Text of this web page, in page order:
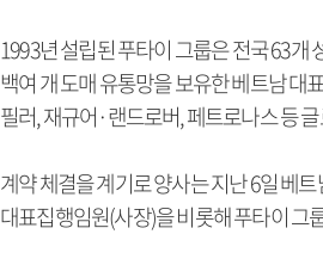
1993년 설립된 푸타이 그룹은 전국 63개
백여 개 도매 유통망을 보유한 베트남 대
필러, 재규어·랜드로버, 페트로나스 등
계약 체결을 계기로 양사는 지난 6일 베
대표집행임원(사장)을 비롯해 푸타이 그